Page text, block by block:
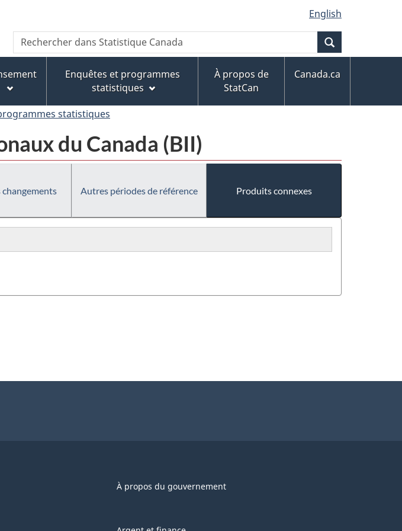
au
contenu
principal
« À
propos
de
ce
version
HTML
simplifiée
English
Recherche
Rechercher
dans
Canada
Enquêtes et programmes
statistiques
À propos de
StatCan
Canada.ca
statistiques
du Canada (BII)
changements Autres périodes de référence Produits connexes
À propos du gouvernement